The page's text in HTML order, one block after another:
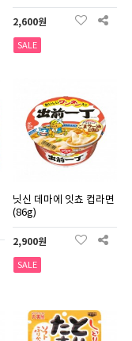
2,600원
SALE
닛신 데마에 잇쵸 컵라면
(86g)
2,900원
SALE